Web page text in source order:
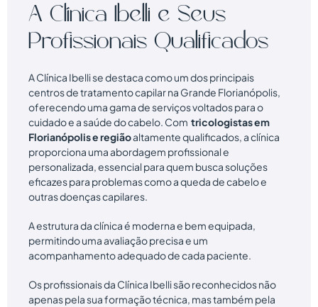
A Clínica Ibelli e Seus
Profissionais Qualificados
A Clínica Ibelli se destaca como um dos principais
centros de tratamento capilar na Grande Florianópolis,
oferecendo uma gama de serviços voltados para o
cuidado e a saúde do cabelo. Com tricologistas em
Florianópolis e regiãoaltamente qualificados, a clínica
proporciona uma abordagem profissional e
personalizada, essencial para quem busca soluções
eficazes para problemas como a queda de cabelo e
outras doenças capilares.
A estrutura da clínica é moderna e bem equipada,
permitindo uma avaliação precisa e um
acompanhamento adequado de cada paciente.
Os profissionais da Clínica Ibelli são reconhecidos não
apenas pela sua formação técnica, mas também pela